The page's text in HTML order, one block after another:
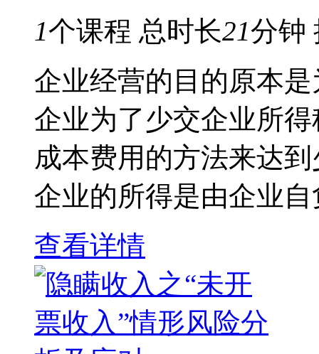
1个课程 总时长21分钟
企业经营的目的原本
企业为了少交企业所
成本费用的方法来达
企业的所得是由企业
查看详情